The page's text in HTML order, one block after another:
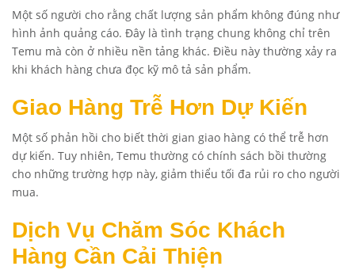
Một số người cho rằng chất lượng sản phẩm không đúng như
hình ảnh quảng cáo. Đây là tình trạng chung không chỉ trên
Temu mà còn ở nhiều nền tảng khác. Điều này thường xảy ra
khi khách hàng chưa đọc kỹ mô tả sản phẩm.
Giao Hàng Trễ Hơn Dự Kiến
Một số phản hồi cho biết thời gian giao hàng có thể trễ hơn
dự kiến. Tuy nhiên, Temu thường có chính sách bồi thường
cho những trường hợp này, giảm thiểu tối đa rủi ro cho người
mua.
Dịch Vụ Chăm Sóc Khách
Hàng Cần Cải Thiện